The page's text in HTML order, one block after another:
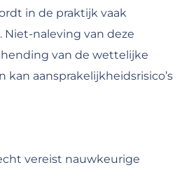
in de praktijk vaak
Niet-naleving van deze
van de wettelijke
aansprakelijkheidsrisico’s
vereist nauwkeurige